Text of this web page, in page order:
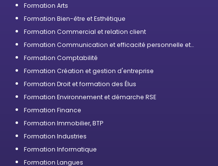
Formation Arts
Formation Bien-être et Esthétique
Formation Commercial et relation client
Formation Communication et efficacité personnelle et
Formation Comptabilité
Formation Création et gestion d'entreprise
Formation Droit et formation des Élus
Formation Environnement et démarche RSE
Formation Finance
Formation Immobilier, BTP
Formation Industries
Formation Informatique
Formation Langues